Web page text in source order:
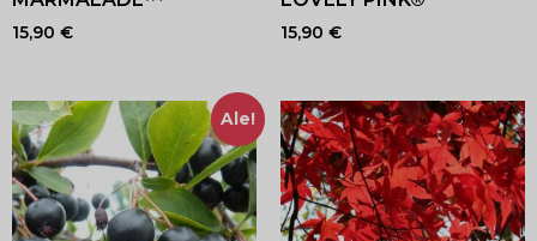
15,90 € 15,90 €
Ale!